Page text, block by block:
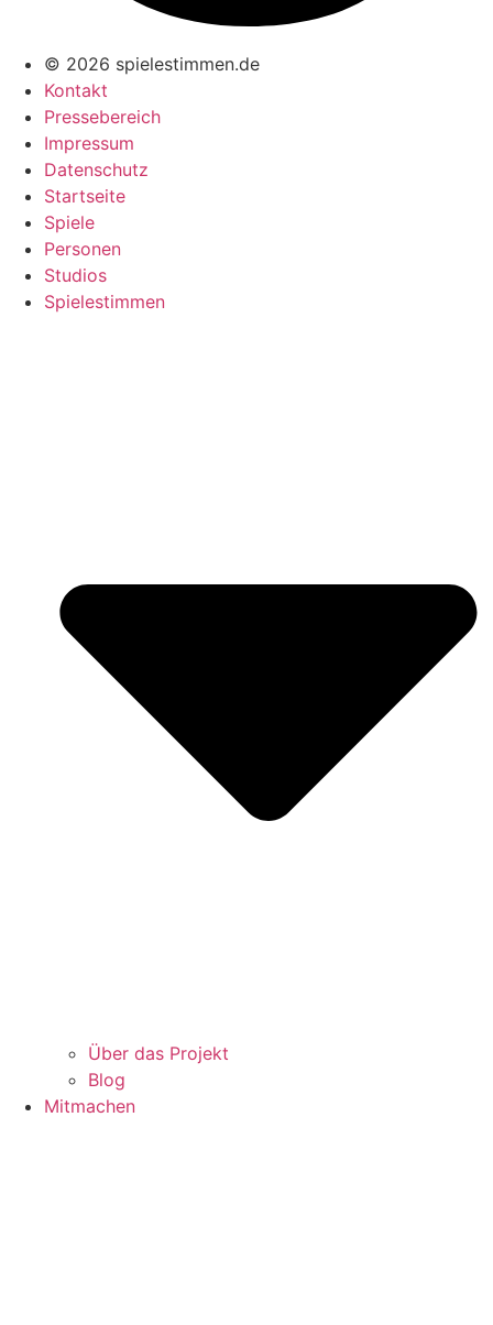
© 2026 spielestimmen.de
Kontakt
Pressebereich
Impressum
Datenschutz
Startseite
Spiele
Personen
Studios
Spielestimmen
Über das Projekt
Blog
Mitmachen